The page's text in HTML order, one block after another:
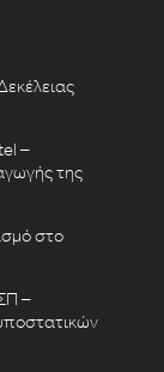
–
της
στο
–